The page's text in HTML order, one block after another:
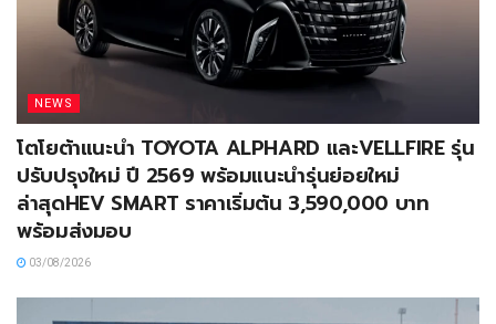
NEWS
โตโยต้าแนะนำ TOYOTA ALPHARD และVELLFIRE รุ่น
ปรับปรุงใหม่ ปี 2569 พร้อมแนะนำรุ่นย่อยใหม่
ล่าสุดHEV SMART ราคาเริ่มต้น 3,590,000 บาท
พร้อมส่งมอบ
03/08/2026